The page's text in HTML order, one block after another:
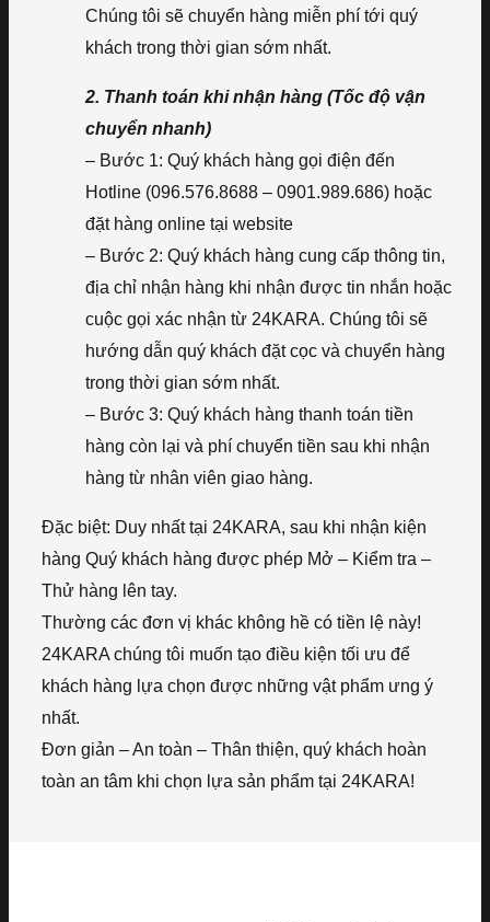
Chúng tôi sẽ chuyển hàng miễn phí tới quý
khách trong thời gian sớm nhất.
2. Thanh toán khi nhận hàng (Tốc độ vận
chuyển nhanh)
– Bước 1: Quý khách hàng gọi điện đến
Hotline (096.576.8688 – 0901.989.686) hoặc
đặt hàng online tại website
– Bước 2: Quý khách hàng cung cấp thông tin,
địa chỉ nhận hàng khi nhận được tin nhắn hoặc
cuộc gọi xác nhận từ 24KARA. Chúng tôi sẽ
hướng dẫn quý khách đặt cọc và chuyển hàng
trong thời gian sớm nhất.
– Bước 3: Quý khách hàng thanh toán tiền
hàng còn lại và phí chuyển tiền sau khi nhận
hàng từ nhân viên giao hàng.
Đặc biệt: Duy nhất tại 24KARA, sau khi nhận kiện
hàng Quý khách hàng được phép Mở – Kiểm tra –
Thử hàng lên tay.
Thường các đơn vị khác không hề có tiền lệ này!
24KARA chúng tôi muốn tạo điều kiện tối ưu để
khách hàng lựa chọn được những vật phẩm ưng ý
nhất.
Đơn giản – An toàn – Thân thiện, quý khách hoàn
toàn an tâm khi chọn lựa sản phẩm tại 24KARA!